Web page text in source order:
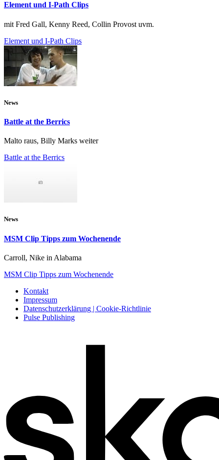
Element und I-Path Clips
mit Fred Gall, Kenny Reed, Collin Provost uvm.
Element und I-Path Clips
News
Battle at the Berrics
Malto raus, Billy Marks weiter
Battle at the Berrics
News
MSM Clip Tipps zum Wochenende
Carroll, Nike in Alabama
MSM Clip Tipps zum Wochenende
Kontakt
Impressum
Datenschutzerklärung | Cookie-Richtlinie
Pulse Publishing